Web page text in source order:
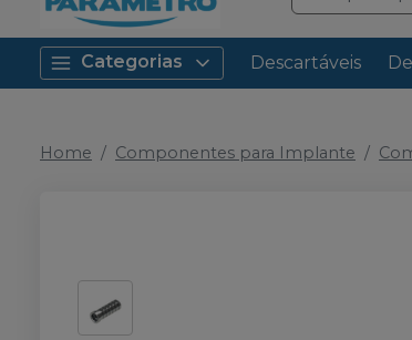
Categorias Descartáveis
Home Componentes para Implante